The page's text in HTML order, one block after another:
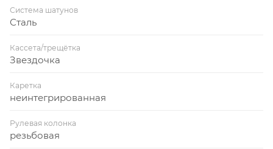
Система шатунов
Сталь
Кассета/трещётка
Звездочка
Каретка
неинтегрированная
Рулевая колонка
резьбовая